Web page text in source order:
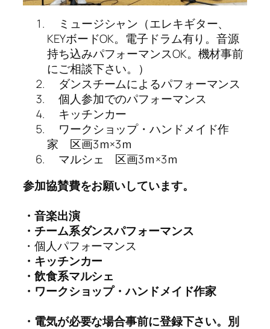
ミュージシャン（エレキギター、
KEYボードOK。電子ドラム有り。音源
持ち込みパフォーマンスOK。機材事前
にご相談下さい。）
ダンスチームによるパフォーマンス
個人参加でのパフォーマンス
キッチンカー
ワークショップ・ハンドメイド作
家 区画3ｍ×3ｍ
マルシェ 区画3ｍ×3ｍ
参加協賛費をお願いしています。
・音楽出演
・チーム系ダンスパフォーマンス
・個人パフォーマンス
・キッチンカー
・飲食系マルシェ
・ワークショップ・ハンドメイド作家
・電気が必要な場合事前に登録下さい。別